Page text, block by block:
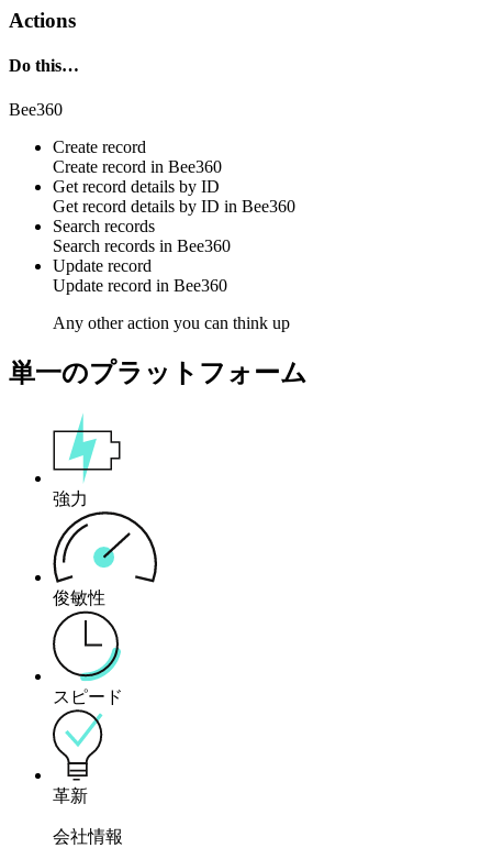
Actions
Do this…
Bee360
Create record
Create record in Bee360
Get record details by ID
Get record details by ID in Bee360
Search records
Search records in Bee360
Update record
Update record in Bee360
Any other action you can think up
単一のプラットフォーム
強力
俊敏性
スピード
革新
会社情報